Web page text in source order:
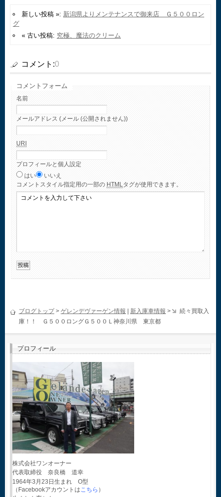
新しい投稿 »: 新潟県よりメンテナンスで御来店 Ｇ５００ロン
グ
« 古い投稿: 究極、魔法のクリーム
コメント:0
コメントフォーム
名前
メールアドレス (メール (公開されません))
URI
プロフィールと個人設定
はい
いいえ
コメント スタイル指定用の一部の HTMLタグが使用できます。
ブログトップ> ゲレンデヴァーゲン情報 新入庫車情報 >
続々買取入
庫！！ Ｇ５００ロングＧ５００Ｌ神奈川県 東京都
プロフィール
株式会社ワンオーナー
代表取締役 奈良橋 道幸
1964年3月23日生まれ O型
（Facebookアカウントはこちら ）